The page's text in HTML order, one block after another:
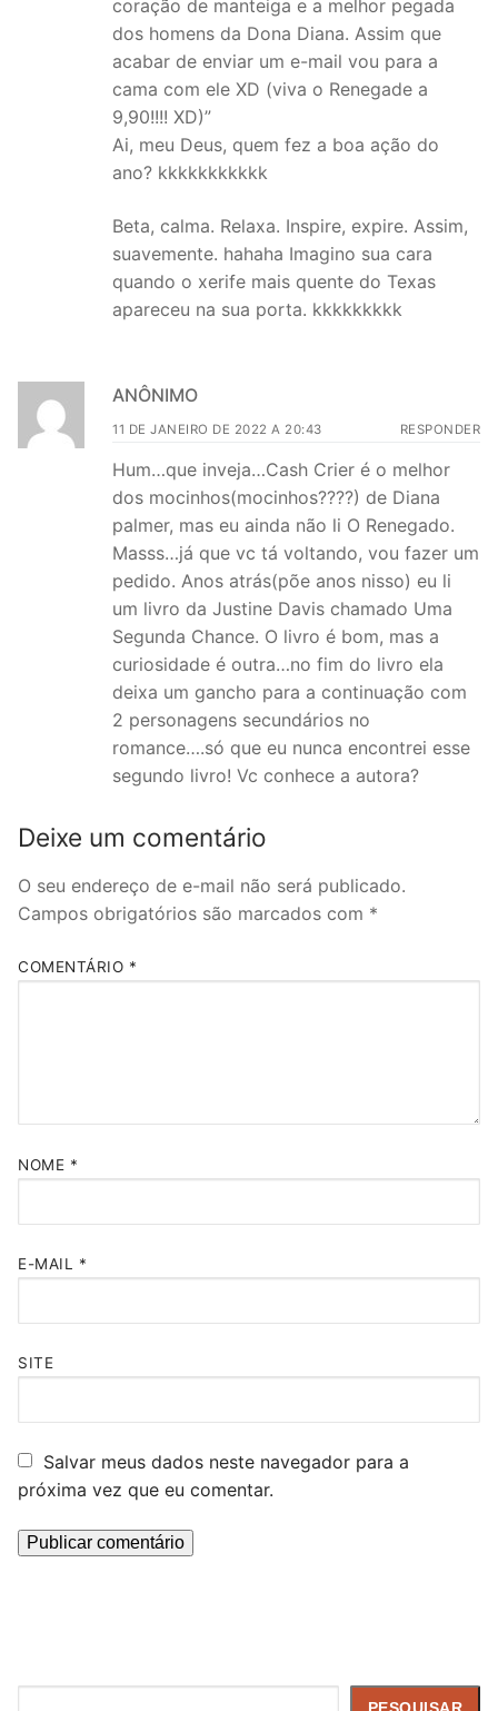
coração de manteiga e a melhor pegada
dos homens da Dona Diana. Assim que
acabar de enviar um e-mail vou para a
cama com ele XD (viva o Renegade a
9,90!!!! XD)”
Ai, meu Deus, quem fez a boa ação do
ano? kkkkkkkkkkk
Beta, calma. Relaxa. Inspire, expire. Assim,
suavemente. hahaha Imagino sua cara
quando o xerife mais quente do Texas
apareceu na sua porta. kkkkkkkkk
ANÔNIMO
11 DE JANEIRO DE 2022 A 20:43 RESPONDER
Hum…que inveja…Cash Crier é o melhor
dos mocinhos(mocinhos????) de Diana
palmer, mas eu ainda não li O Renegado.
Masss…já que vc tá voltando, vou fazer um
pedido. Anos atrás(põe anos nisso) eu li
um livro da Justine Davis chamado Uma
Segunda Chance. O livro é bom, mas a
curiosidade é outra…no fim do livro ela
deixa um gancho para a continuação com
2 personagens secundários no
romance….só que eu nunca encontrei esse
segundo livro! Vc conhece a autora?
Deixe um comentário
O seu endereço de e-mail não será publicado.
Campos obrigatórios são marcados com *
COMENTÁRIO *
NOME *
E-MAIL *
SITE
Salvar meus dados neste navegador para a
próxima vez que eu comentar.